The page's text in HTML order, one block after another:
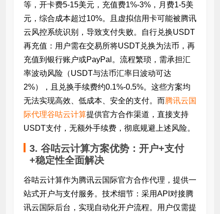
等，开卡费5-15美元，充值费1%-3%，月费1-5美
元，综合成本超过10%。且虚拟信用卡可能被腾讯
云风控系统识别，导致支付失败。自行兑换USDT
再充值：用户需在交易所将USDT兑换为法币，再
充值到银行账户或PayPal。流程繁琐，需承担汇
率波动风险（USDT与法币汇率日波动可达
2%），且兑换手续费约0.1%-0.5%。这些方案均
无法实现高效、低成本、安全的支付。而腾讯云国
际代理谷咕云计算提供官方合作渠道，直接支持
USDT支付，无额外手续费，彻底规避上述风险。
3. 谷咕云计算方案优势：开户+支付
+稳定性全面解决
谷咕云计算作为腾讯云国际官方合作代理，提供一
站式开户与支付服务。技术细节：采用API对接腾
讯云国际后台，实现自动化开户流程。用户仅需提